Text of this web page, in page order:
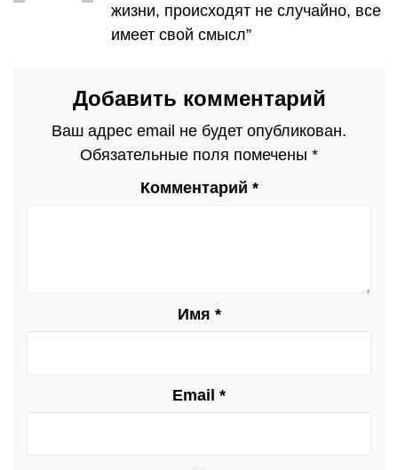
жизни, происходят не случайно, все
имеет свой смысл”
Добавить комментарий
Ваш адрес email не будет опубликован.
Обязательные поля помечены *
Комментарий *
Имя *
Email *